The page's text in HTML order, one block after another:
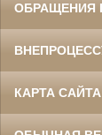
ОБРАЩЕНИЯ
КАРТА САЙТА